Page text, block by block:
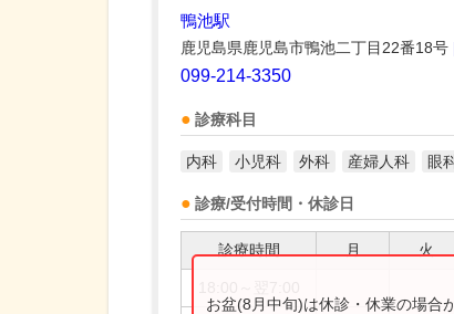
鴨池駅
鹿児島県鹿児島市鴨池二丁目22番18号
099-214-3350
診療科目
内科 小児科 外科 産婦人科 眼
診療/受付時間・休診日
診療時間 月 火
お盆(8月中旬)は休診・休業の場合